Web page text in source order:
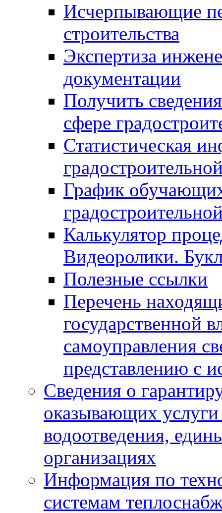
Исчерпывающие
строительства
Экспертиза
документации
Получить
сфере
Статистическая
График
Калькулятор
Видеоролики.
Полезные ссылки
Перечень
государственной
самоуправления
представлению с
Сведения о
оказывающих
водоотведения,
организациях
Информация по
системам